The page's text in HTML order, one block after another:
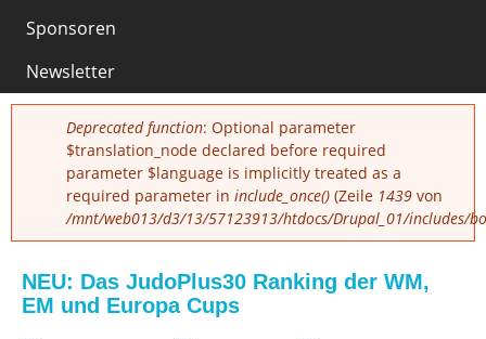
Sponsoren
Newsletter
Fehlermeldung
Deprecated function: Optional parameter
$translation_node declared before required
parameter $language is implicitly treated as a
required parameter in include_once() (Zeile 1439 von
/mnt/web013/d3/13/57123913/htdocs/Drupal_01/includes/
NEU: Das JudoPlus30 Ranking der WM,
EM und Europa Cups